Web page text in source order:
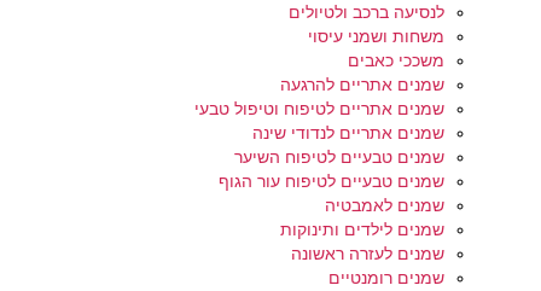
לנסיעה ברכב ולטיולים
משחות ושמני עיסוי
משככי כאבים
שמנים אתריים להרגעה
שמנים אתריים לטיפוח וטיפול טבעי
שמנים אתריים לנדודי שינה
שמנים טבעיים לטיפוח השיער
שמנים טבעיים לטיפוח עור הגוף
שמנים לאמבטיה
שמנים לילדים ותינוקות
שמנים לעזרה ראשונה
שמנים רומנטיים